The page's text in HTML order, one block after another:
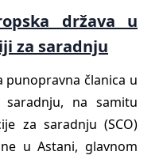
država u
za saradnju
punopravna članica u
saradnju, na samitu
za saradnju (SCO)
u Astani, glavnom